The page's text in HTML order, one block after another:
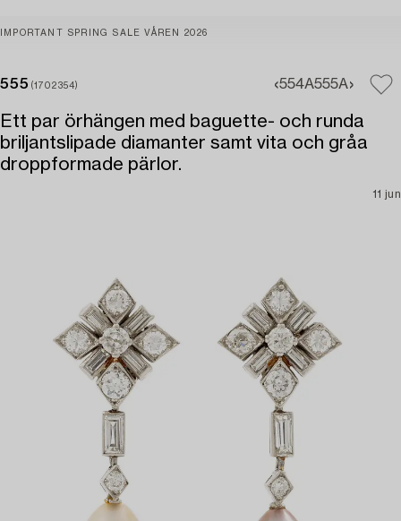
IMPORTANT SPRING SALE VÅREN 2026
555 (1702354) 554A555A
Ett par örhängen med baguette- och runda
briljantslipade diamanter samt vita och gråa
droppformade pärlor.
11 jun